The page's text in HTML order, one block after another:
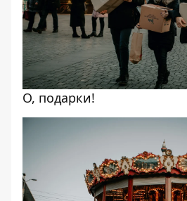
О, подарки!